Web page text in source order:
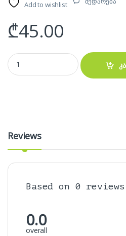
Add to wishlist
₾45.00
კლავიატურა HP Probook 430 440
Reviews
Based on 0 reviews
0.0
overall